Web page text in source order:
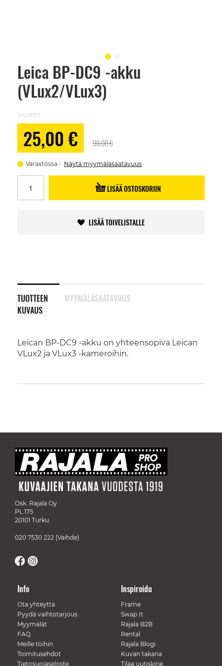
Leica BP-DC9 -akku
(VLux2/VLux3)
24L18717
25,00 € 90,00 €
Varastossa Näytä myymäläsaatavuus
LISÄÄ OSTOSKORIIN
LISÄÄ TOIVELISTALLE
TUOTTEEN
KUVAUS
Leican BP-DC9 -akku on yhteensopiva Leican
VLux2 ja VLux3 -kameroihin.
MYYMÄLÄSAATAVUUS
Skip
beginning
images
gallery
Osk. Rajala Oy
PL 175
20101 Turku
020 7530 222 (Vaihde)
Info
Ota yhteyttä
Pyydä vaihtotarjous
Myymälät
FAQ
Meille töihin
Toimitusehdot
Tietosuojaseloste
Inspiroidu
Frame
Swap It
Rajala B2B
Rental
Rajala Blogi
Kuvan takana
Tilaa uutiskirje